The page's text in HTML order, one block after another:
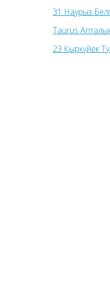
31 Наурыз
Taurus
23 Қыркүйек